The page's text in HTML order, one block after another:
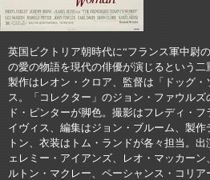
英国ビクトリア朝時代に“フランス軍中尉
の愛の物語を現代の俳優が演じるという二
製作はレオン・クロア、監督は「ドッグ・
ス。「コレクター」のジョン・ファウル
ド・ピンターが脚色。撮影はフレディ・
イヴィス、編集はジョン・ブルーム、製
トン、衣装はトム・ランドが各々担当。
ェレミー・アイアンズ、レオ・マッカー
ルトン・マクレー、ペーシャンス・コリア